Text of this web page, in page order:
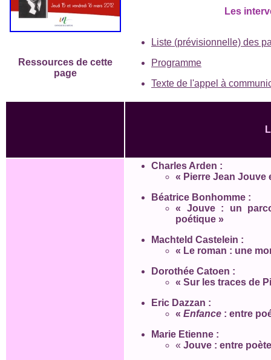
Les
Ressources de cette
page
Liste (prévisionnelle) des
Programme
Texte de l'appel à
Charles Arden :
« Pierre Jean Jouve
Béatrice Bonhomme :
« Jouve : un
poétique »
Machteld Castelein :
« Le roman : une
Dorothée Catoen :
« Sur les traces de
Eric Dazzan :
« Enfance : entre
Marie Etienne :
« Jouve : entre